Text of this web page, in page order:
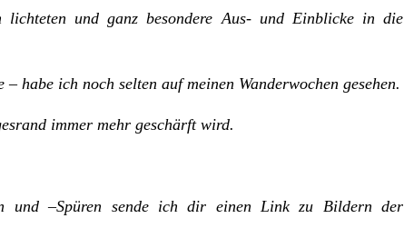
und ganz besondere Aus- und Einblicke in die
habe ich noch selten auf meinen Wanderwochen gesehen.
immer mehr geschärft wird.
und –Spüren sende ich dir einen Link zu Bildern der